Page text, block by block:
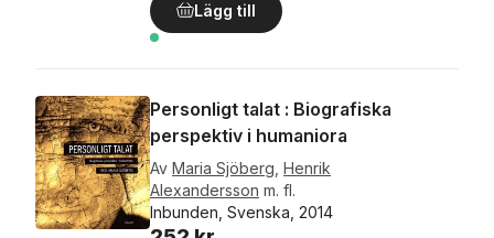
Lägg till
Personligt talat : Biografiska
perspektiv i humaniora
Av Maria Sjöberg Henrik
Alexandersson m. fl.
Inbunden, Svenska, 2014